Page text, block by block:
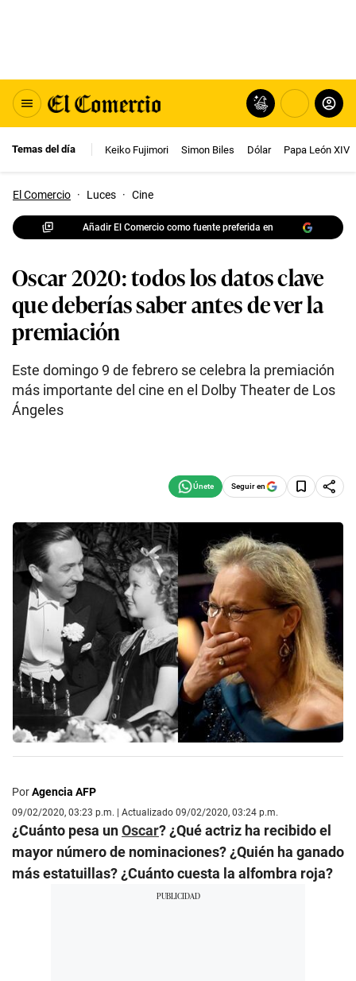
Temas del día Keiko Fujimori Simon Biles Dólar Papa León XIV
El Comercio · Luces · Cine
Añadir El Comercio como fuente preferida en
Oscar 2020: todos los datos clave
que deberías saber antes de ver la
premiación
Este domingo 9 de febrero se celebra la premiación
más importante del cine en el Dolby Theater de Los
Ángeles
Seguir en
PorAgencia AFP
09/02/2020, 03:23 p.m. | Actualizado 09/02/2020, 03:24 p.m.
¿Cuánto pesa unOscar? ¿Qué actriz ha recibido el
mayor número de nominaciones? ¿Quién ha ganado
más estatuillas? ¿Cuánto cuesta la alfombra roja?